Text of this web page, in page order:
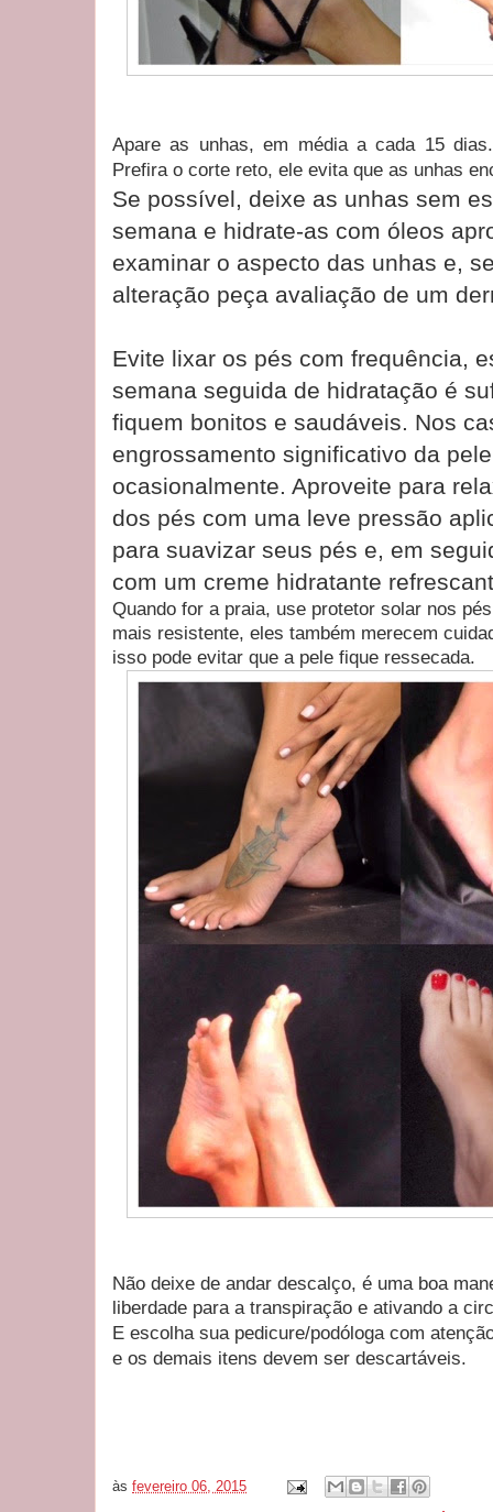
Apare as unhas, em média a cada 15
Prefira o corte reto, ele evita que as unhas
Se possível, deixe as unhas sem
semana e hidrate-as com óleos
examinar o aspecto das unhas e,
alteração peça avaliação de um
Evite lixar os pés com frequência,
semana seguida de hidratação é
fiquem bonitos e saudáveis. Nos
engrossamento significativo da
ocasionalmente. Aproveite para
dos pés com uma leve pressão
para suavizar seus pés e, em
com um creme hidratante
Quando for a praia, use protetor solar nos
mais resistente, eles também merecem
isso pode evitar que a pele fique ressecada.
Não deixe de andar descalço, é uma boa
liberdade para a transpiração e ativando a
E escolha sua pedicure/podóloga com
e os demais itens devem ser descartáveis.
às fevereiro 06, 2015